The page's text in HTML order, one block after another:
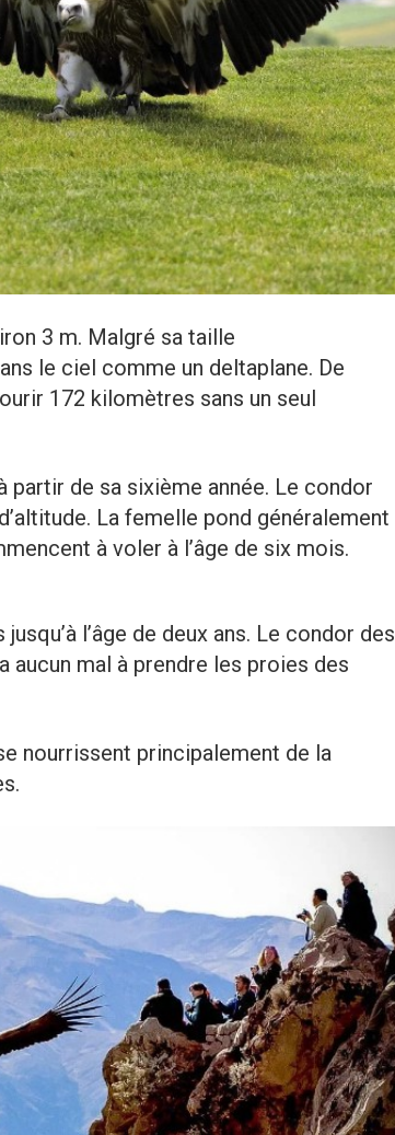
3 m. Malgré sa taille
le ciel comme un deltaplane. De
172 kilomètres sans un seul
partir de sa sixième année. Le condor
La femelle pond généralement
à voler à l’âge de six mois.
l’âge de deux ans. Le condor des
aucun mal à prendre les proies des
nourrissent principalement de la